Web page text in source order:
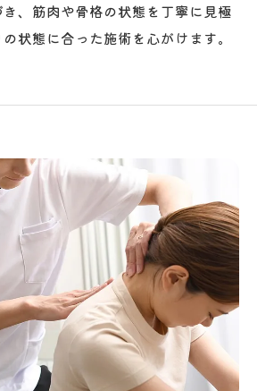
、筋肉や骨格の状態を丁寧に見極
状態に合った施術を心がけます。